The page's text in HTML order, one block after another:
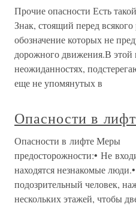
Прочие опасности Есть
Знак, стоящий перед
обозначение которых не
дорожного движения.В этой
неожиданностях,
еще не упомянутых в
Опасности в
Опасности в лифте Меры
предосторожности:• Не
находятся незнакомые
подозрительный человек,
нескольких этажей, чтобы